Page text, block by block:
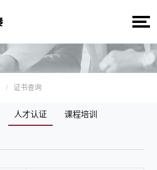
证书查询
人才认证 课程培训